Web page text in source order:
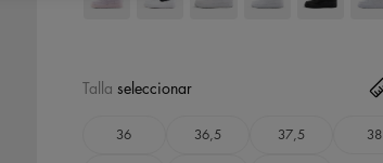
Talla seleccionar
36 36,5 37,5 38